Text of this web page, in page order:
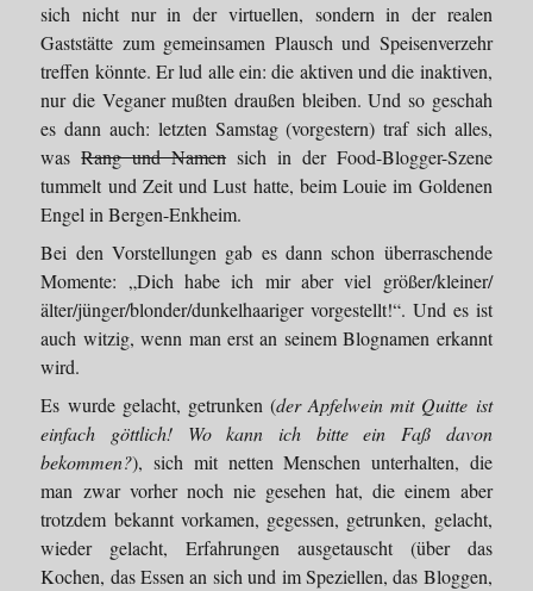
sich nicht nur in der virtuellen, sondern in der realen
Gaststätte zum gemeinsamen Plausch und Speisenverzehr
treffen könnte. Er lud alle ein: die aktiven und die inaktiven,
nur die Veganer mußten draußen bleiben. Und so geschah
es dann auch: letzten Samstag (vorgestern) traf sich alles,
wasRang und Namen sich in der Food-Blogger-Szene
tummelt und Zeit und Lust hatte, beim Louie im Goldenen
Engel in Bergen-Enkheim.
Bei den Vorstellungen gab es dann schon überraschende
Momente: „Dich habe ich mir aber viel größer/kleiner/
älter/jünger/blonder/dunkelhaariger vorgestellt!“. Und es ist
auch witzig, wenn man erst an seinem Blognamen erkannt
wird.
Es wurde gelacht, getrunken (der Apfelwein mit Quitte ist
einfach göttlich! Wo kann ich bitte ein Faß davon
bekommen?), sich mit netten Menschen unterhalten, die
man zwar vorher noch nie gesehen hat, die einem aber
trotzdem bekannt vorkamen, gegessen, getrunken, gelacht,
wieder gelacht, Erfahrungen ausgetauscht (über das
Kochen, das Essen an sich und im Speziellen, das Bloggen,